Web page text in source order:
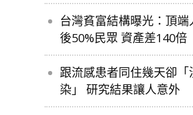
台灣貧富結構曝光：頂端
後50%民眾 資產差140倍
跟流感患者同住幾天卻「
染」 研究結果讓人意外